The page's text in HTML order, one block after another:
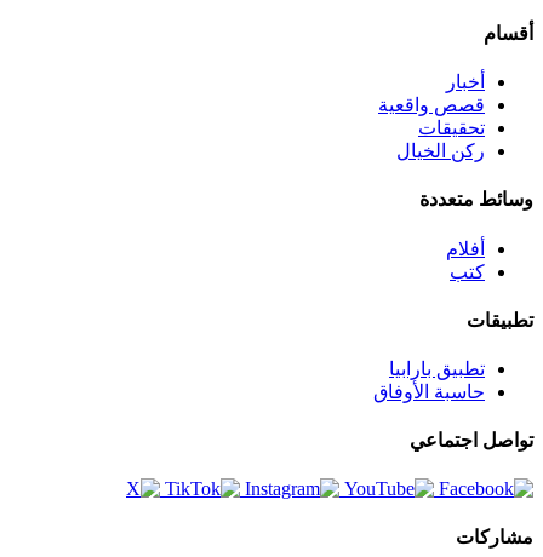
أقسام
أخبار
قصص واقعية
تحقيقات
ركن الخيال
وسائط متعددة
أفلام
كتب
تطبيقات
تطبيق بارابيا
حاسبة الأوفاق
تواصل اجتماعي
مشاركات